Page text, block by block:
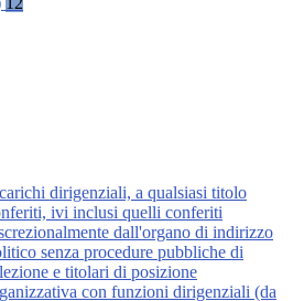
dirigenziali, a qualsiasi titolo
ivi inclusi quelli conferiti
dall'organo di indirizzo
senza procedure pubbliche di
e titolari di posizione
con funzioni dirigenziali (da